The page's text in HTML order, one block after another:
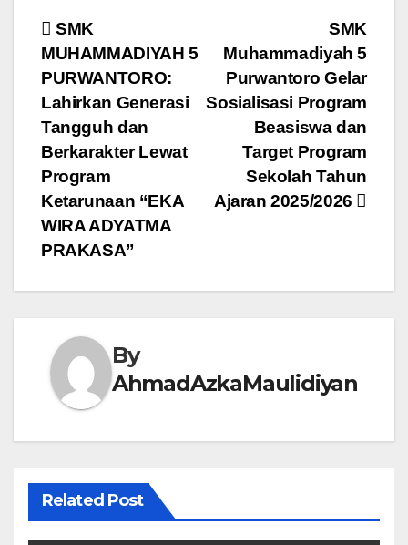
Post
navigation
SMK
Muhammadiyah 5
Purwantoro Gelar
Sosialisasi Program
Beasiswa dan
Target Program
Sekolah Tahun
Ajaran 2025/2026
SMK
MUHAMMADIYAH 5
PURWANTORO:
Lahirkan Generasi
Tangguh dan
Berkarakter Lewat
Program
Ketarunaan “EKA
WIRA ADYATMA
PRAKASA”
By
AhmadAzkaMaulidiyan
Related Post